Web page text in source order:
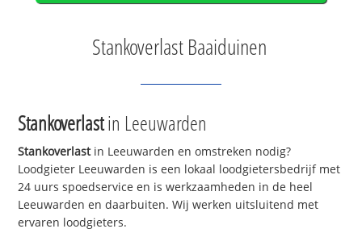
Stankoverlast Baaiduinen
Stankoverlastin Leeuwarden
Stankoverlastin Leeuwarden en omstreken nodig?
Loodgieter Leeuwarden is een lokaal loodgietersbedrijf met
24 uurs spoedservice en is werkzaamheden in de heel
Leeuwarden en daarbuiten. Wij werken uitsluitend met
ervaren loodgieters.